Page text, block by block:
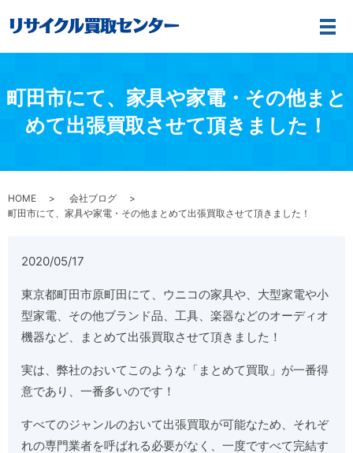
メ
町田市にて、家具や家電・その他まと
めて出張買取させて頂きました！
HOME
会社ブログ
町田市にて、家具や家電・その他まとめて出張買取させて頂きました！
2020/05/17
東京都町田市原町田にて、ウニコの家具や、大型家電や小
型家電、その他ブランド品、工具、楽器などのオーディオ
機器など、まとめて出張買取させて頂きました！
実は、弊社のおいてこのような「まとめて買取」が一番得
意であり、一番多いのです！
すべてのジャンルのおいて出張買取が可能なため、それぞ
れの専門業者を呼ばれる必要がなく、一度ですべて完結す